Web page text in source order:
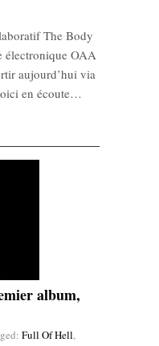
The Body
électronique OAA
aujourd’hui via
en écoute…
album,
Full Of Hell,